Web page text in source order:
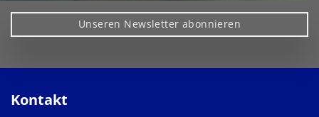
Unseren Newsletter abonnieren
Kontakt